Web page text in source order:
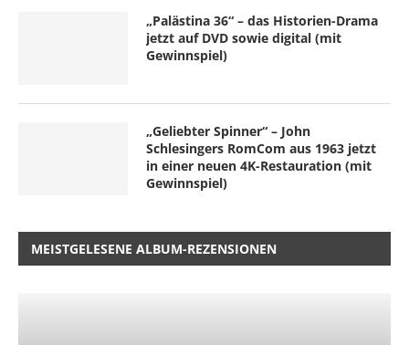
„Palästina 36“ – das Historien-Drama
jetzt auf DVD sowie digital (mit
Gewinnspiel)
„Geliebter Spinner“ – John
Schlesingers RomCom aus 1963 jetzt
in einer neuen 4K-Restauration (mit
Gewinnspiel)
MEISTGELESENE ALBUM-REZENSIONEN